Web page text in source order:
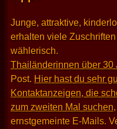
Junge, attraktive,
erhalten viele
wählerisch.
Thailänderinnen über 30
Post. Hier hast du sehr
Kontaktanzeigen, die
zum zweiten Mal suchen
ernstgemeinte E-Mails.